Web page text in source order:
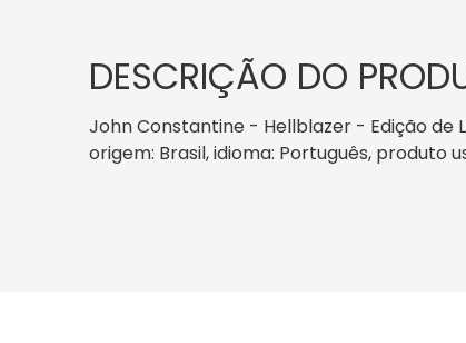
DESCRIÇÃO DO
John Constantine - Hellblazer - Edição de
origem: Brasil, idioma: Português, produto